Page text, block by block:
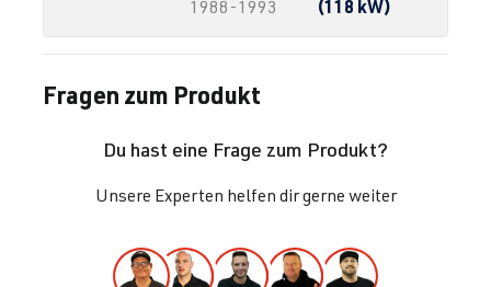
1988-1993 (118 kW)
Fragen zum Produkt
Du hast eine Frage zum Produkt?
Unsere Experten helfen dir gerne weiter